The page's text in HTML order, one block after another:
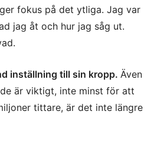
fokus på det ytliga. Jag var
jag åt och hur jag såg ut.
inställning till sin kropp. Även
är viktigt, inte minst för att
tittare, är det inte längre